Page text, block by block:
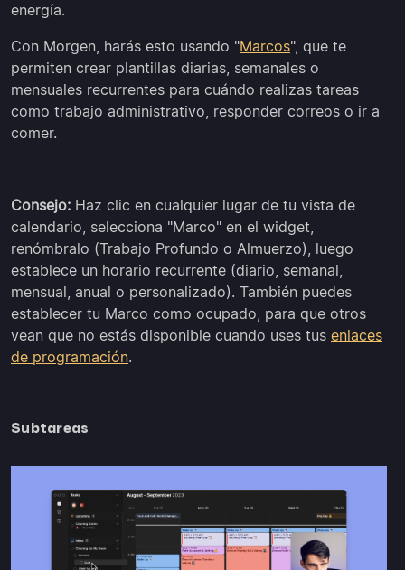
energía.
Con Morgen, harás esto usando "Marcos", que te
permiten crear plantillas diarias, semanales o
mensuales recurrentes para cuándo realizas tareas
como trabajo administrativo, responder correos o ir a
comer.
Consejo: Haz clic en cualquier lugar de tu vista de
calendario, selecciona "Marco" en el widget,
renómbralo (Trabajo Profundo o Almuerzo), luego
establece un horario recurrente (diario, semanal,
mensual, anual o personalizado). También puedes
establecer tu Marco como ocupado, para que otros
vean que no estás disponible cuando uses tus enlaces
de programación.
Subtareas